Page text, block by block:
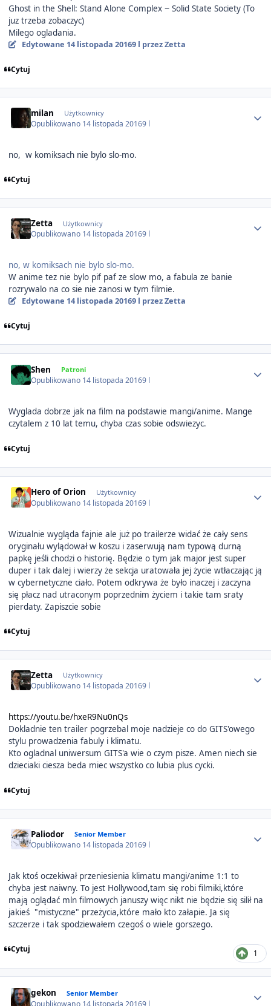
Ghost in the Shell: Stand Alone Complex − Solid State Society (To
juz trzeba zobaczyc)
Milego ogladania.
Edytowane 14 listopada 20169 l przez Zetta
Cytuj
milan Użytkownicy
Opublikowano 14 listopada 20169 l
no, w komiksach nie bylo slo-mo.
Cytuj
Zetta Użytkownicy
Opublikowano 14 listopada 20169 l
no, w komiksach nie bylo slo-mo.
W anime tez nie bylo pif paf ze slow mo, a fabula ze banie
rozrywalo na co sie nie zanosi w tym filmie.
Edytowane 14 listopada 20169 l przez Zetta
Cytuj
Shen Patroni
Opublikowano 14 listopada 20169 l
Wyglada dobrze jak na film na podstawie mangi/anime. Mange
czytalem z 10 lat temu, chyba czas sobie odswiezyc.
Cytuj
Hero of Orion Użytkownicy
Opublikowano 14 listopada 20169 l
Wizualnie wygląda fajnie ale już po trailerze widać że cały sens
oryginału wylądował w koszu i zaserwują nam typową durną
papkę jeśli chodzi o historię. Będzie o tym jak major jest super
duper i tak dalej i wierzy że sekcja uratowała jej życie wtłaczając ją
w cybernetyczne ciało. Potem odkrywa że było inaczej i zaczyna
się płacz nad utraconym poprzednim życiem i takie tam sraty
pierdaty. Zapiszcie sobie
Cytuj
Zetta Użytkownicy
Opublikowano 14 listopada 20169 l
https://youtu.be/hxeR9Nu0nQs
Dokladnie ten trailer pogrzebal moje nadzieje co do GITS'owego
stylu prowadzenia fabuly i klimatu.
Kto ogladnal uniwersum GITS'a wie o czym pisze. Amen niech sie
dzieciaki ciesza beda miec wszystko co lubia plus cycki.
Cytuj
Paliodor Senior Member
Opublikowano 14 listopada 20169 l
Jak ktoś oczekiwał przeniesienia klimatu mangi/anime 1:1 to
chyba jest naiwny. To jest Hollywood,tam się robi filmiki,które
mają oglądać mln filmowych januszy więc nikt nie będzie się silił na
jakieś "mistyczne" przeżycia,które mało kto załapie. Ja się
szczerze i tak spodziewałem czegoś o wiele gorszego.
Cytuj 1
gekon Senior Member
Opublikowano 14 listopada 20169 l